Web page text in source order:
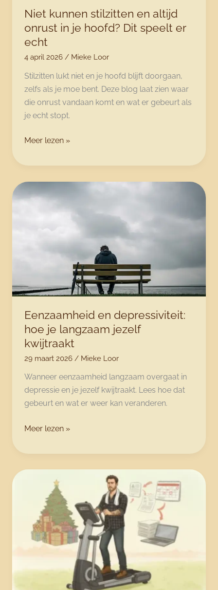
vindt
Niet kunnen stilzitten en altijd
onrust in je hoofd? Dit speelt er
echt
4 april 2026 / Mieke Loor
Stilzitten lukt niet en je hoofd blijft doorgaan,
zelfs als je moe bent. Deze blog laat zien waar
die onrust vandaan komt en wat er gebeurt als
je echt stopt.
Niet
stilzitten
en
altijd
er
echt
Meer lezen »
Eenzaamheid en depressiviteit:
hoe je langzaam jezelf
kwijtraakt
29 maart 2026 / Mieke Loor
Wanneer eenzaamheid langzaam overgaat in
depressie en je jezelf kwijtraakt. Lees hoe dat
gebeurt en wat er weer kan veranderen.
Eenzaamheid
depressiviteit:
hoe
langzaam
jezelf
kwijtraakt
Meer lezen »